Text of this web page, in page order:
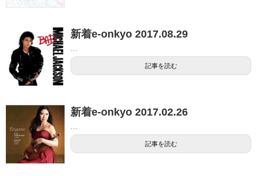
新着e-onkyo 2017.08.29
記事を読む
新着e-onkyo 2017.02.26
記事を読む